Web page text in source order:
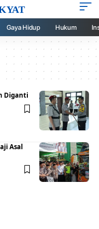
Gaya Hidup Hukum
Diganti
Asal